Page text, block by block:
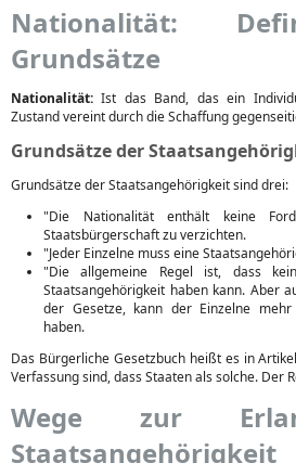
Nationalität:
Grundsätze
Nationalität: Ist das Band, das ein
Zustand vereint durch die Schaffung
Grundsätze der
Grundsätze der Staatsangehörigkeit sind drei:
"Die Nationalität enthält keine
Staatsbürgerschaft zu verzichten.
"Jeder Einzelne muss eine
"Die allgemeine Regel ist, dass
Staatsangehörigkeit haben kann. Aber
der Gesetze, kann der Einzelne
haben.
Das Bürgerliche Gesetzbuch heißt es in
Verfassung sind, dass Staaten als solche. Der
Wege zur
Staatsangehörigkeit